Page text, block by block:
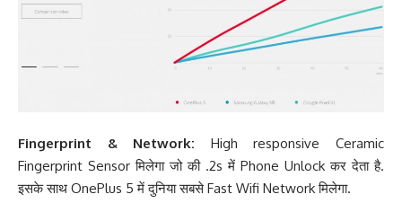
Fingerprint & Network: High responsive Ceramic
Fingerprint Sensor मिलेगा जो की .2s में Phone Unlock कर देता है.
इसके साथ OnePlus 5 में दुनिया सबसे Fast Wifi Network मिलेगा.